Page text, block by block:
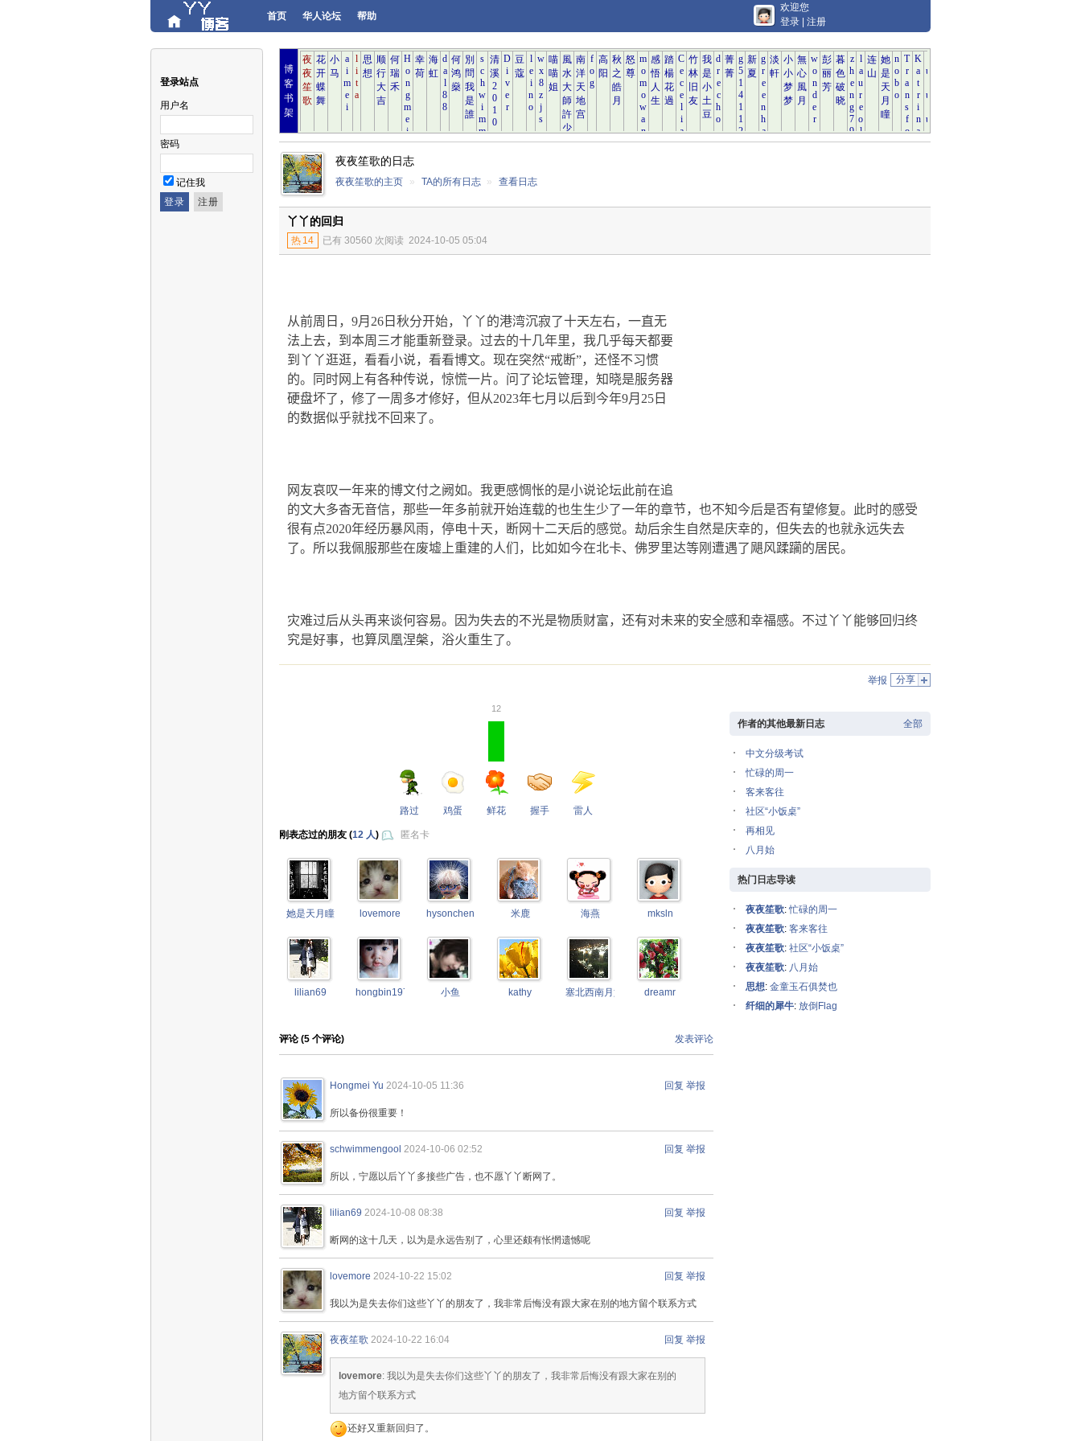
首页 华人论坛 帮助
欢迎您
登录
注册
登录站点
用户名
密码
记住我
博
客
书
架
夜夜笙歌的日志
夜夜笙歌的主页 » TA的所有日志 » 查看日志
丫丫的回归
热 14 已有 30560 次阅读 2024-10-05 05:04
从前周日， 9月 26 日秋分开始，丫丫的港湾沉寂了十天左右，一直无
法上去，到本周三才能重新登录。过去的十几年里，我几乎每天都要
到丫丫逛逛，看看小说，看看博文。现在突然“戒断”，还怪不习惯
的。同时网上有各种传说，惊慌一片。问了论坛管理，知晓是服务器
硬盘坏了，修了一周多才修好，但从2023年七月以后到今年9月 25 日
的数据似乎就找不回来了。
网友哀叹一年来的博文付之阙如。我更感惆怅的是小说论坛此前在追
的文大多杳无音信，那些一年多前就开始连载的也生生少了一年的章节，也不知今后是否有望修复。此时的感受
很有点2020年经历暴风雨，停电十天，断网十二天后的感觉。劫后余生自然是庆幸的，但失去的也就永远失去
了。所以我佩服那些在废墟上重建的人们，比如如今在北卡、佛罗里达等刚遭遇了飓风蹂躏的居民。
灾难过后从头再来谈何容易。因为失去的不光是物质财富，还有对未来的安全感和幸福感。不过丫丫能够回归终
究是好事，也算凤凰涅槃，浴火重生了。
分享
举报
路过 鸡蛋
12
鲜花 握手 雷人
刚表态过的朋友 (12 人) 匿名卡
她是天月瞳 lovemore hysonchen 米鹿 海燕 mksln
lilian69 hongbin1976 小鱼 kathy 塞北西南月如霜 dreamr
发表评论
评论 (5 个评论)
回复 举报
Hongmei Yu 2024-10-05 11:36
所以备份很重要！
回复 举报
schwimmengool 2024-10-06 02:52
所以，宁愿以后丫丫多接些广告，也不愿丫丫断网了。
回复 举报
lilian69 2024-10-08 08:38
断网的这十几天，以为是永远告别了，心里还颇有怅惘遗憾呢
回复 举报
lovemore 2024-10-22 15:02
我以为是失去你们这些丫丫的朋友了，我非常后悔没有跟大家在别的地方留个联系方式
回复 举报
夜夜笙歌 2024-10-22 16:04
lovemore: 我以为是失去你们这些丫丫的朋友了，我非常后悔没有跟大家在别的
地方留个联系方式
还好又重新回归了。
全部
作者的其他最新日志
中文分级考试
忙碌的周一
客来客往
社区“小饭桌”
再相见
八月始
热门日志导读
夜夜笙歌:忙碌的周一
夜夜笙歌: 客来客往
夜夜笙歌: 社区“小饭桌”
夜夜笙歌: 八月始
思想: 金童玉石俱焚也
纤细的犀牛: 放倒Flag